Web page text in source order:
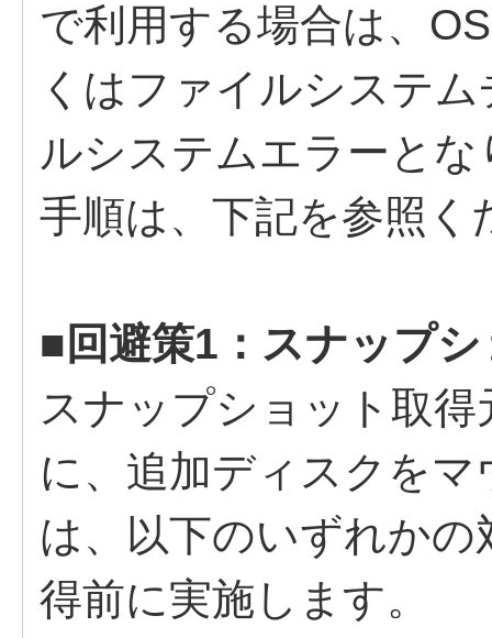
で利用する場合は、
くはファイルシステ
ルシステムエラーと
手順は、下記を参照く
■回避策1：スナップ
スナップショット取
に、追加ディスクを
は、以下のいずれか
得前に実施します。